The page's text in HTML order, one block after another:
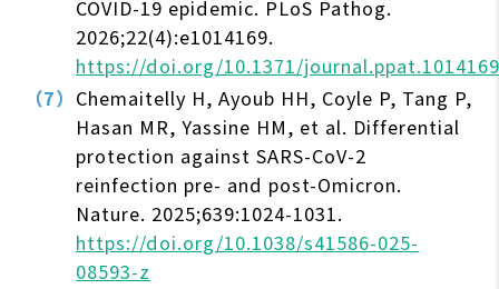
COVID-19 epidemic. PLoS Pathog.
2026;22(4):e1014169.
https://doi.org/10.1371/
Chemaitelly H, Ayoub HH, Coyle P, Tang P,
Hasan MR, Yassine HM, et al. Differential
protection against SARS-CoV-2
reinfection pre- and post-Omicron.
Nature. 2025;639:1024-1031.
https://doi.org/10.1038/s41586-025-
08593-z